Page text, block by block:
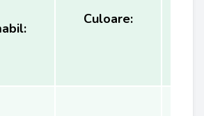
Culoare: